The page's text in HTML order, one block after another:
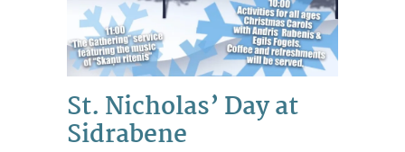
St. Nicholas’ Day at
Sidrabene